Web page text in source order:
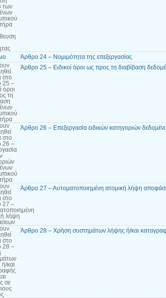
των
Άρθρο 24 – Νομιμότητα της επεξεργασίας
στο
25 –
όροι
τη
Άρθρο 25 – Ειδικοί όροι ως προς τη διαβίβαση
στο
26 –
Άρθρο 26 – Επεξεργασία ειδικών κατηγοριών
στο
27 –
λήψη
Άρθρο 27 – Αυτοματοποιημένη ατομική λήψη
στο
28 –
και
σε
Άρθρο 28 – Χρήση συστημάτων λήψης ή/και